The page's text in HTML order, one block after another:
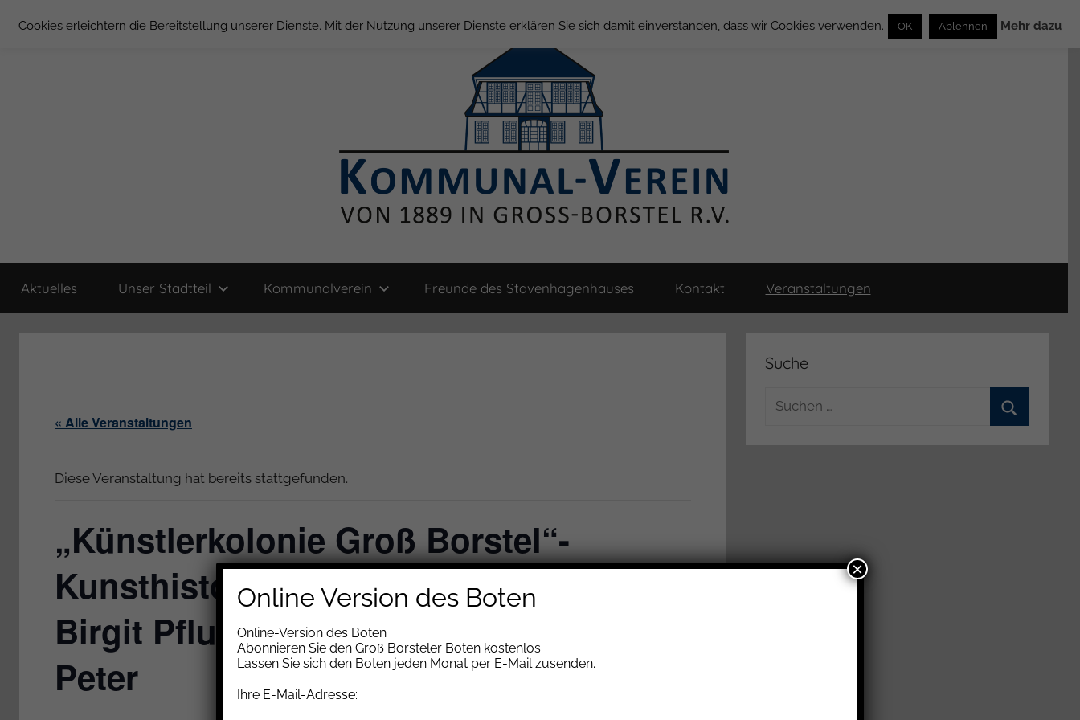
Inhalt
Groß
Borstel
Verein
von
Aktuelles Unser Stadtteil Kommunalverein Freunde des Stavenhagenhauses Kontakt Veranstaltungen
« Alle Veranstaltungen
Diese Veranstaltung hat bereits stattgefunden.
„Künstlerkolonie Groß Borstel“-
Kunsthistorischer Vortrag von Dr.
Birgit Pflugmacher in der Kirche St.
Peter
Suche
Suchen
Cookies erleichtern die Bereitstellung unserer Dienste. Mit der Nutzung unserer Dienste erklären Sie sich damit einverstanden, dass wir Cookies verwenden. OK Ablehnen Mehr dazu
Online Version des Boten
Online-Version des Boten
Abonnieren Sie den Groß Borsteler Boten kostenlos.
Lassen Sie sich den Boten jeden Monat per E-Mail zusenden.
Ihre E-Mail-Adresse:
×